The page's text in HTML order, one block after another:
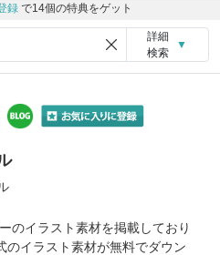
録 で14個の特典をゲット
詳細
検索
▼
のイラスト素材を掲載しており
のイラスト素材が無料でダウン